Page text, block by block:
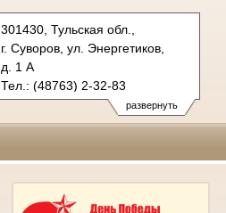
развернуть
301430, Тульская обл.,
г. Суворов, ул. Энергетиков,
д. 1 А
Тел.: (48763) 2-32-83
suvorovsky.tula@sudrf.ru